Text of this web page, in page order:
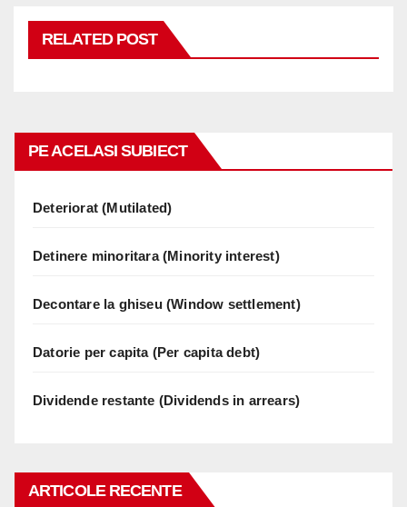
RELATED POST
PE ACELASI SUBIECT
Deteriorat (Mutilated)
Detinere minoritara (Minority interest)
Decontare la ghiseu (Window settlement)
Datorie per capita (Per capita debt)
Dividende restante (Dividends in arrears)
ARTICOLE RECENTE